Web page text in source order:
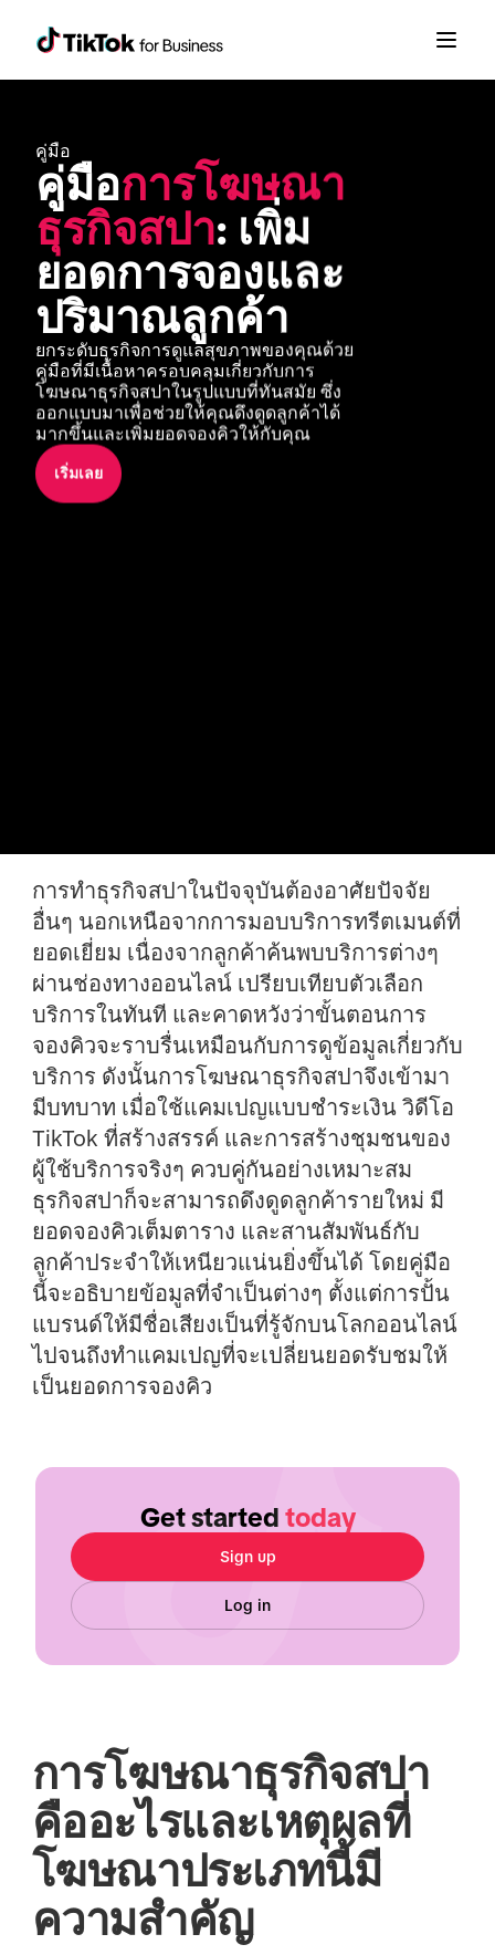
คู่มือ
คู่มือการโฆษณา
ธุรกิจสปา: เพิ่ม
ยอดการจองและ
ปริมาณลูกค้า
ยกระดับธุรกิจการดูแลสุขภาพของคุณด้วย
คู่มือที่มีเนื้อหาครอบคลุมเกี่ยวกับการ
โฆษณาธุรกิจสปาในรูปแบบที่ทันสมัย ซึ่ง
ออกแบบมาเพื่อช่วยให้คุณดึงดูดลูกค้าได้
มากขึ้นและเพิ่มยอดจองคิวให้กับคุณ
เริ่มเลย
การทำธุรกิจสปาในปัจจุบันต้องอาศัยปัจจัย
อื่นๆ นอกเหนือจากการมอบบริการทรีตเมนต์ที่
ยอดเยี่ยม เนื่องจากลูกค้าค้นพบบริการต่างๆ
ผ่านช่องทางออนไลน์ เปรียบเทียบตัวเลือก
บริการในทันที และคาดหวังว่าขั้นตอนการ
จองคิวจะราบรื่นเหมือนกับการดูข้อมูลเกี่ยวกับ
บริการ ดังนั้นการโฆษณาธุรกิจสปาจึงเข้ามา
มีบทบาท เมื่อใช้แคมเปญแบบชำระเงิน วิดีโอ
TikTok ที่สร้างสรรค์ และการสร้างชุมชนของ
ผู้ใช้บริการจริงๆ ควบคู่กันอย่างเหมาะสม
ธุรกิจสปาก็จะสามารถดึงดูดลูกค้ารายใหม่ มี
ยอดจองคิวเต็มตาราง และสานสัมพันธ์กับ
ลูกค้าประจำให้เหนียวแน่นยิ่งขึ้นได้ โดยคู่มือ
นี้จะอธิบายข้อมูลที่จำเป็นต่างๆ ตั้งแต่การปั้น
แบรนด์ให้มีชื่อเสียงเป็นที่รู้จักบนโลกออนไลน์
ไปจนถึงทำแคมเปญที่จะเปลี่ยนยอดรับชมให้
เป็นยอดการจองคิว
Get started today
Sign up
Log in
การโฆษณาธุรกิจสปา
คืออะไรและเหตุผลที่
โฆษณาประเภทนี้มี
ความสำคัญ